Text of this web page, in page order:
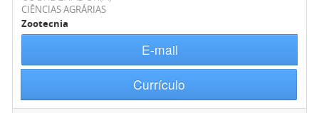
CIÊNCIAS AGRÁRIAS
Zootecnia
E-mail
Currículo